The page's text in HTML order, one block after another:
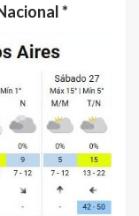
*